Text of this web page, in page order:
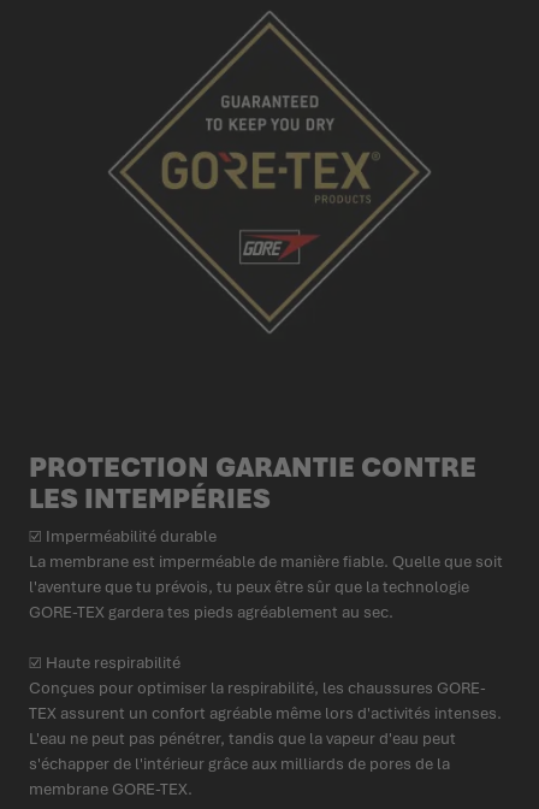
PROTECTION GARANTIE CONTRE
LES INTEMPÉRIES
☑ Imperméabilité durable
La membrane est imperméable de manière fiable. Quelle que soit
l'aventure que tu prévois, tu peux être sûr que la technologie
GORE-TEX gardera tes pieds agréablement au sec.
☑ Haute respirabilité
Conçues pour optimiser la respirabilité, les chaussures GORE-
TEX assurent un confort agréable même lors d'activités intenses.
L'eau ne peut pas pénétrer, tandis que la vapeur d'eau peut
s'échapper de l'intérieur grâce aux milliards de pores de la
membrane GORE-TEX.